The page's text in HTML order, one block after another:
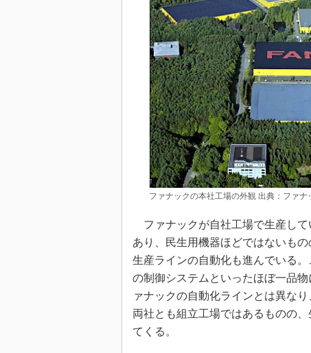
ファナックの本社工場の外観 出典：ファナ
ファナックが自社工場で生産して
あり、民生用機器ほどではないも
生産ラインの自動化も進んでいる
の制御システムといったほぼ一品
ァナックの自動化ラインとは異な
両社とも組立工場ではあるものの
てくる。